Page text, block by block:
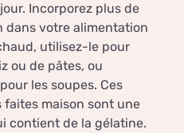
Incorporez plus de
dans votre alimentation
utilisez-le pour
ou de pâtes, ou
les soupes. Ces
maison sont une
contient de la gélatine.